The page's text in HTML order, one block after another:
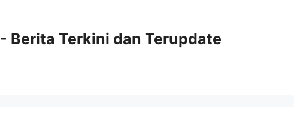
Berita Terkini dan Terupdate